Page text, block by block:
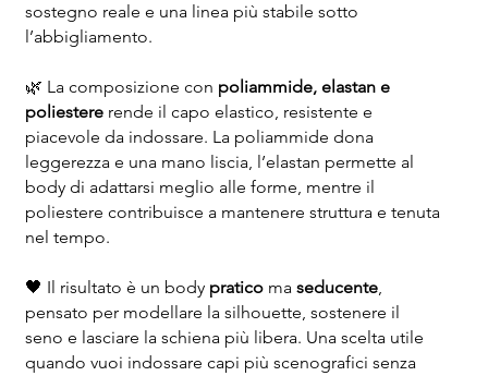
sostegno reale e una linea più stabile sotto
l’abbigliamento.
🌿 La composizione con poliammide, elastan e
poliestererende il capo elastico, resistente e
piacevole da indossare. La poliammide dona
leggerezza e una mano liscia, l’elastan permette al
body di adattarsi meglio alle forme, mentre il
poliestere contribuisce a mantenere struttura e tenuta
nel tempo.
🖤 Il risultato è un body praticoma seducente,
pensato per modellare la silhouette, sostenere il
seno e lasciare la schiena più libera. Una scelta utile
quando vuoi indossare capi più scenografici senza